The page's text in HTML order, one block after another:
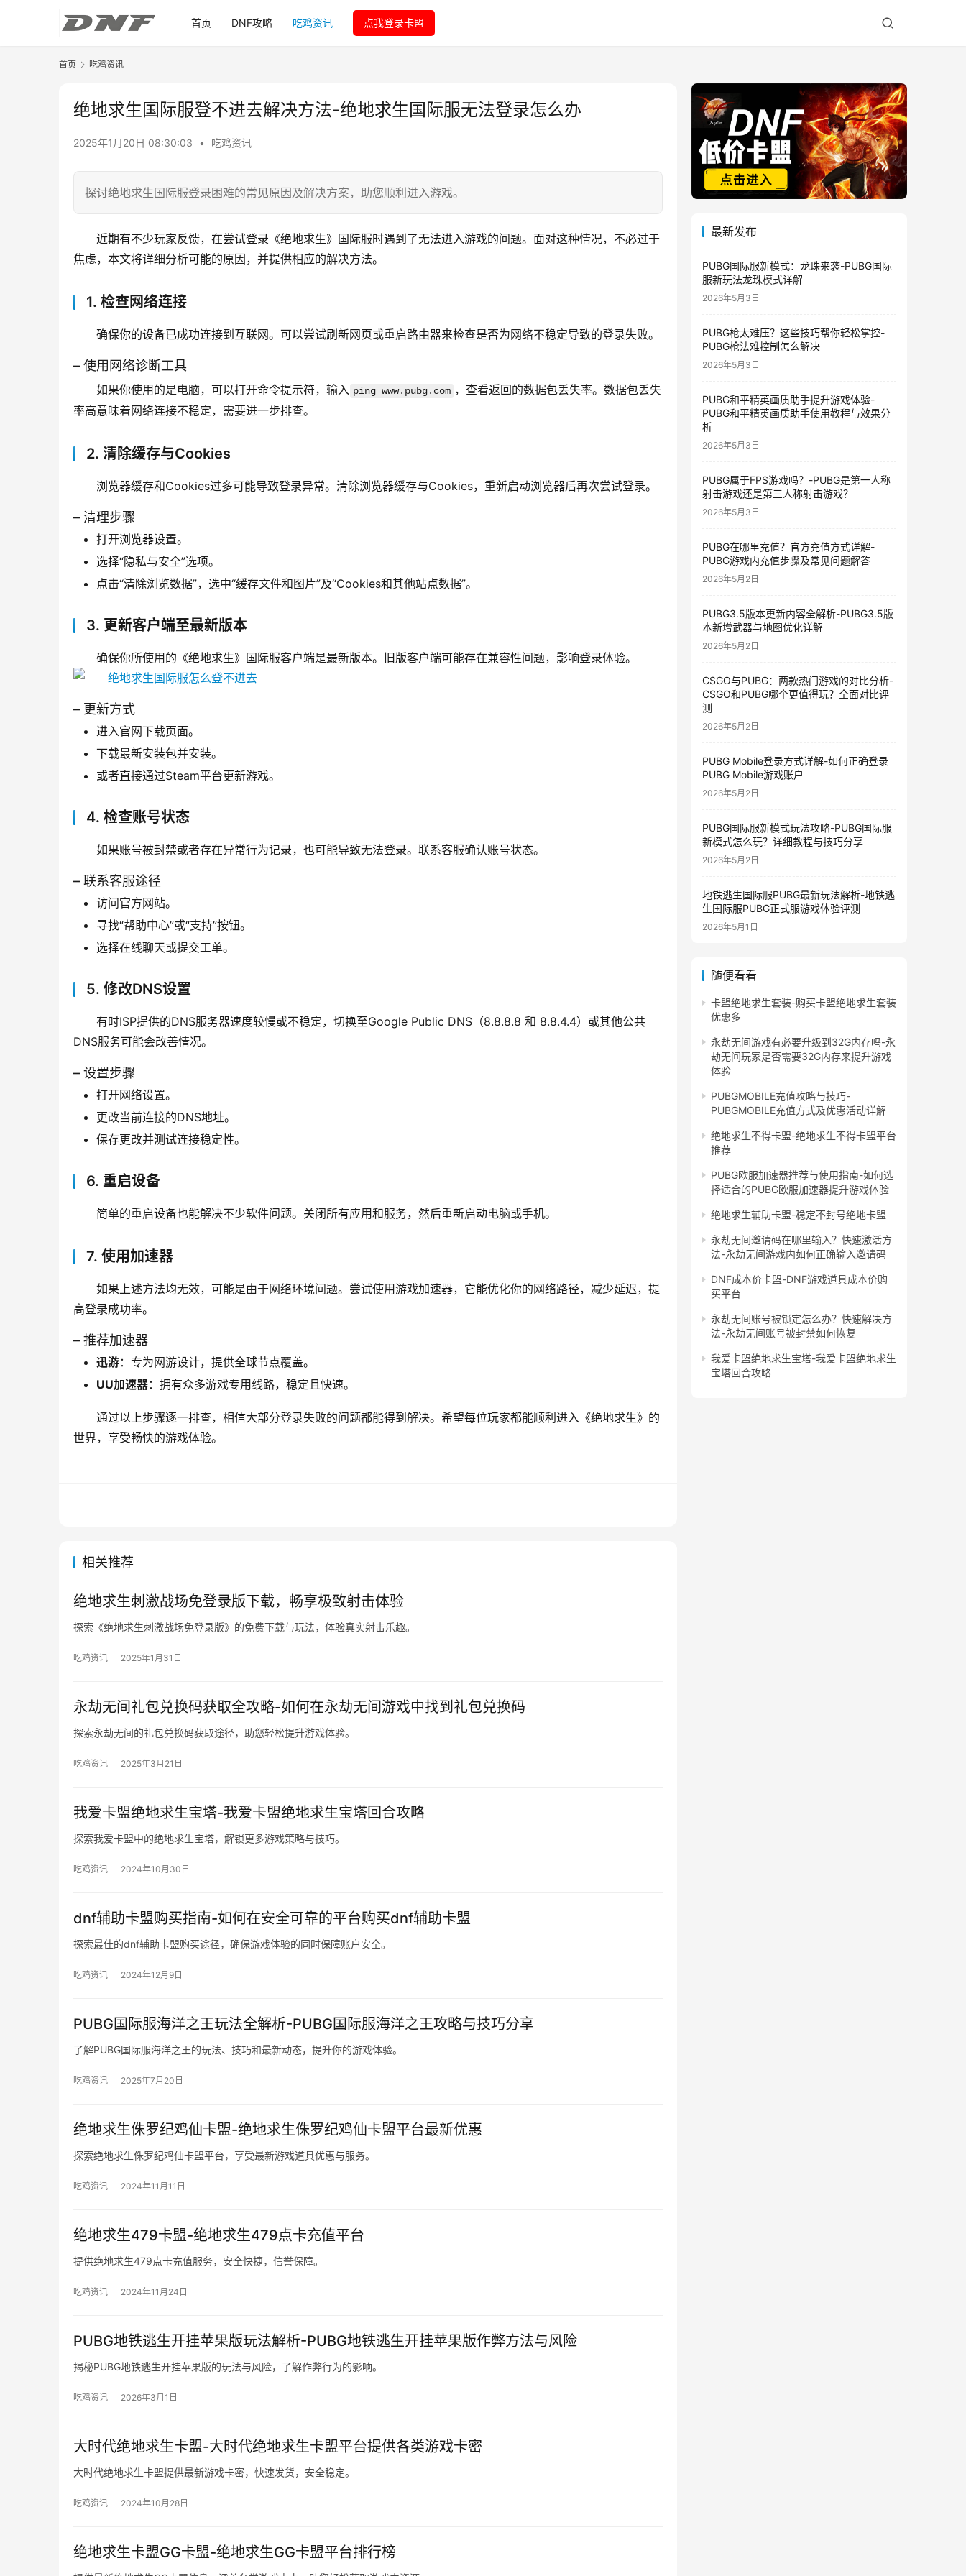
首页 DNF攻略 吃鸡资讯 点我登录卡盟
首页 吃鸡资讯
绝地求生国际服登不进去解决方法-绝地求生国际服无法登录怎么办
2025年1月20日 08:30:03 • 吃鸡资讯
探讨绝地求生国际服登录困难的常见原因及解决方案，助您顺利进入游戏。
近期有不少玩家反馈，在尝试登录《绝地求生》国际服时遇到了无法进入游戏的问题。面对这种情况，不必过于
焦虑，本文将详细分析可能的原因，并提供相应的解决方法。
1. 检查网络连接
确保你的设备已成功连接到互联网。可以尝试刷新网页或重启路由器来检查是否为网络不稳定导致的登录失败。
– 使用网络诊断工具
如果你使用的是电脑，可以打开命令提示符，输入 ping www.pubg.com ，查看返回的数据包丢失率。数据包丢失
率高意味着网络连接不稳定，需要进一步排查。
2. 清除缓存与Cookies
浏览器缓存和Cookies过多可能导致登录异常。清除浏览器缓存与Cookies，重新启动浏览器后再次尝试登录。
– 清理步骤
打开浏览器设置。
选择“隐私与安全”选项。
点击“清除浏览数据”，选中“缓存文件和图片”及“Cookies和其他站点数据”。
3. 更新客户端至最新版本
确保你所使用的《绝地求生》国际服客户端是最新版本。旧版客户端可能存在兼容性问题，影响登录体验。
– 更新方式
进入官网下载页面。
下载最新安装包并安装。
或者直接通过Steam平台更新游戏。
4. 检查账号状态
如果账号被封禁或者存在异常行为记录，也可能导致无法登录。联系客服确认账号状态。
– 联系客服途径
访问官方网站。
寻找“帮助中心”或“支持”按钮。
选择在线聊天或提交工单。
5. 修改DNS设置
有时ISP提供的DNS服务器速度较慢或不稳定，切换至Google Public DNS（8.8.8.8 和 8.8.4.4）或其他公共
DNS服务可能会改善情况。
– 设置步骤
打开网络设置。
更改当前连接的DNS地址。
保存更改并测试连接稳定性。
6. 重启设备
简单的重启设备也能解决不少软件问题。关闭所有应用和服务，然后重新启动电脑或手机。
7. 使用加速器
如果上述方法均无效，可能是由于网络环境问题。尝试使用游戏加速器，它能优化你的网络路径，减少延迟，提
高登录成功率。
– 推荐加速器
迅游：专为网游设计，提供全球节点覆盖。
UU加速器：拥有众多游戏专用线路，稳定且快速。
通过以上步骤逐一排查，相信大部分登录失败的问题都能得到解决。希望每位玩家都能顺利进入《绝地求生》的
世界，享受畅快的游戏体验。
相关推荐
绝地求生刺激战场免登录版下载，畅享极致射击体验
探索《绝地求生刺激战场免登录版》的免费下载与玩法，体验真实射击乐趣。
吃鸡资讯 2025年1月31日
永劫无间礼包兑换码获取全攻略-如何在永劫无间游戏中找到礼包兑换码
探索永劫无间的礼包兑换码获取途径，助您轻松提升游戏体验。
吃鸡资讯 2025年3月21日
我爱卡盟绝地求生宝塔-我爱卡盟绝地求生宝塔回合攻略
探索我爱卡盟中的绝地求生宝塔，解锁更多游戏策略与技巧。
吃鸡资讯 2024年10月30日
dnf辅助卡盟购买指南-如何在安全可靠的平台购买dnf辅助卡盟
探索最佳的dnf辅助卡盟购买途径，确保游戏体验的同时保障账户安全。
吃鸡资讯 2024年12月9日
PUBG国际服海洋之王玩法全解析-PUBG国际服海洋之王攻略与技巧分享
了解PUBG国际服海洋之王的玩法、技巧和最新动态，提升你的游戏体验。
吃鸡资讯 2025年7月20日
绝地求生侏罗纪鸡仙卡盟-绝地求生侏罗纪鸡仙卡盟平台最新优惠
探索绝地求生侏罗纪鸡仙卡盟平台，享受最新游戏道具优惠与服务。
吃鸡资讯 2024年11月11日
绝地求生479卡盟-绝地求生479点卡充值平台
提供绝地求生479点卡充值服务，安全快捷，信誉保障。
吃鸡资讯 2024年11月24日
PUBG地铁逃生开挂苹果版玩法解析-PUBG地铁逃生开挂苹果版作弊方法与风险
揭秘PUBG地铁逃生开挂苹果版的玩法与风险，了解作弊行为的影响。
吃鸡资讯 2026年3月1日
大时代绝地求生卡盟-大时代绝地求生卡盟平台提供各类游戏卡密
大时代绝地求生卡盟提供最新游戏卡密，快速发货，安全稳定。
吃鸡资讯 2024年10月28日
绝地求生卡盟GG卡盟-绝地求生GG卡盟平台排行榜
最新发布
PUBG国际服新模式：龙珠来袭-PUBG国际
服新玩法龙珠模式详解
2026年5月3日
PUBG枪太难压？这些技巧帮你轻松掌控-
PUBG枪法难控制怎么解决
2026年5月3日
PUBG和平精英画质助手提升游戏体验-
PUBG和平精英画质助手使用教程与效果分
析
2026年5月3日
PUBG属于FPS游戏吗？-PUBG是第一人称
射击游戏还是第三人称射击游戏？
2026年5月3日
PUBG在哪里充值？官方充值方式详解-
PUBG游戏内充值步骤及常见问题解答
2026年5月2日
PUBG3.5版本更新内容全解析-PUBG3.5版
本新增武器与地图优化详解
2026年5月2日
CSGO与PUBG：两款热门游戏的对比分析-
CSGO和PUBG哪个更值得玩？全面对比评
测
2026年5月2日
PUBG Mobile登录方式详解-如何正确登录
PUBG Mobile游戏账户
2026年5月2日
PUBG国际服新模式玩法攻略-PUBG国际服
新模式怎么玩？详细教程与技巧分享
2026年5月2日
地铁逃生国际服PUBG最新玩法解析-地铁逃
生国际服PUBG正式服游戏体验评测
2026年5月1日
随便看看
卡盟绝地求生套装-购买卡盟绝地求生套装
优惠多
永劫无间游戏有必要升级到32G内存吗-永
劫无间玩家是否需要32G内存来提升游戏
体验
PUBGMOBILE充值攻略与技巧-
PUBGMOBILE充值方式及优惠活动详解
绝地求生不得卡盟-绝地求生不得卡盟平台
推荐
PUBG欧服加速器推荐与使用指南-如何选
择适合的PUBG欧服加速器提升游戏体验
绝地求生辅助卡盟-稳定不封号绝地卡盟
永劫无间邀请码在哪里输入？快速激活方
法-永劫无间游戏内如何正确输入邀请码
DNF成本价卡盟-DNF游戏道具成本价购
买平台
永劫无间账号被锁定怎么办？快速解决方
法-永劫无间账号被封禁如何恢复
我爱卡盟绝地求生宝塔-我爱卡盟绝地求生
宝塔回合攻略